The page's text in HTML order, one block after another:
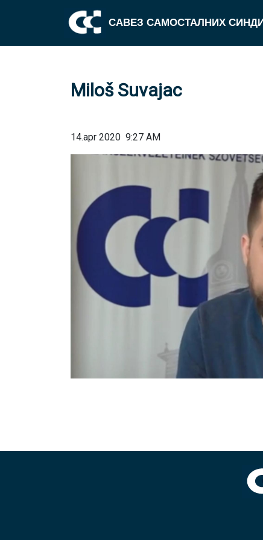
САВЕЗ САМОСТАЛНИХ
Miloš Suvajac
14.apr 2020 9:27 AM